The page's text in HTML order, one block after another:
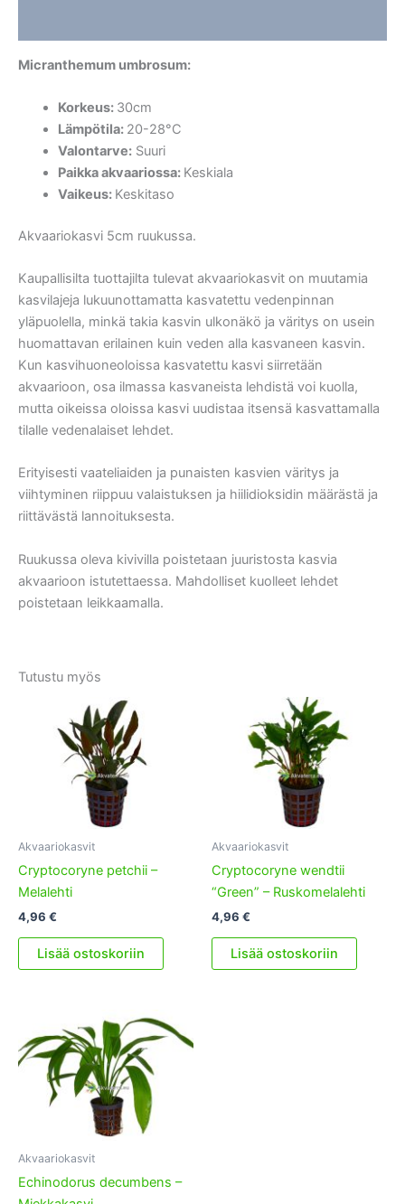
Micranthemum umbrosum:
Korkeus: 30cm
Lämpötila: 20-28°C
Valontarve:Suuri
Paikka akvaariossa: Keskiala
Vaikeus: Keskitaso
Akvaariokasvi 5cm ruukussa.
Kaupallisilta tuottajilta tulevat akvaariokasvit on muutamia
kasvilajeja lukuunottamatta kasvatettu vedenpinnan
yläpuolella, minkä takia kasvin ulkonäkö ja väritys on usein
huomattavan erilainen kuin veden alla kasvaneen kasvin.
Kun kasvihuoneoloissa kasvatettu kasvi siirretään
akvaarioon, osa ilmassa kasvaneista lehdistä voi kuolla,
mutta oikeissa oloissa kasvi uudistaa itsensä kasvattamalla
tilalle vedenalaiset lehdet.
Erityisesti vaateliaiden ja punaisten kasvien väritys ja
viihtyminen riippuu valaistuksen ja hiilidioksidin määrästä ja
riittävästä lannoituksesta.
Ruukussa oleva kivivilla poistetaan juuristosta kasvia
akvaarioon istutettaessa. Mahdolliset kuolleet lehdet
poistetaan leikkaamalla.
Tutustu myös
Akvaariokasvit
Cryptocoryne petchii –
Melalehti
4,96 €
Lisää ostoskoriin
Akvaariokasvit
Cryptocoryne wendtii
“Green” – Ruskomelalehti
4,96 €
Lisää ostoskoriin
Akvaariokasvit
Echinodorus decumbens –